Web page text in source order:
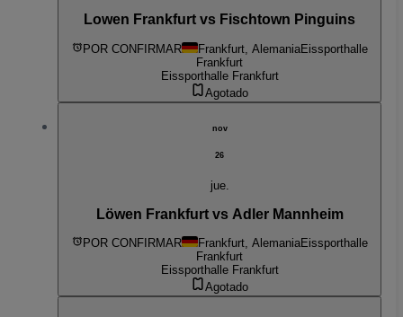
Lowen Frankfurt vs Fischtown Pinguins
POR CONFIRMAR Frankfurt, AlemaniaEissporthalle
Frankfurt
Eissporthalle Frankfurt
Agotado
nov
26
jue.
Löwen Frankfurt vs Adler Mannheim
POR CONFIRMAR Frankfurt, AlemaniaEissporthalle
Frankfurt
Eissporthalle Frankfurt
Agotado